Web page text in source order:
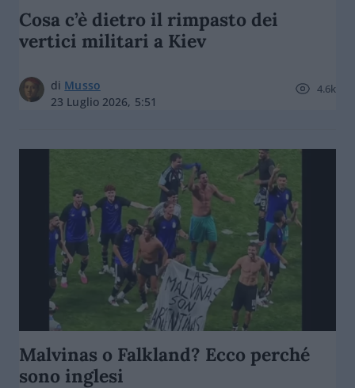
Cosa c’è dietro il rimpasto dei
vertici militari a Kiev
di Musso
23 Luglio 2026, 5:51
4.6k
Malvinas o Falkland? Ecco perché
sono inglesi